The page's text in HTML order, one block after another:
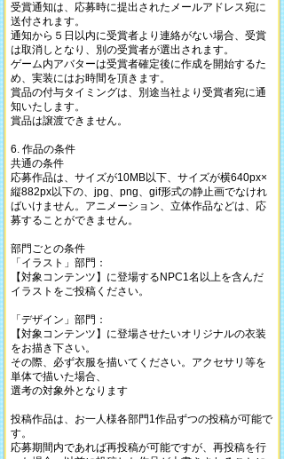
受賞通知は、応募時に提出されたメールアドレス宛に
送付されます。
通知から５日以内に受賞者より連絡がない場合、受賞
は取消しとなり、別の受賞者が選出されます。
ゲーム内アバターは受賞者確定後に作成を開始するた
め、実装にはお時間を頂きます。
賞品の付与タイミングは、別途当社より受賞者宛に通
知いたします。
賞品は譲渡できません。
6. 作品の条件
共通の条件
応募作品は、サイズが10MB以下、サイズが横640px×
縦882px以下の、jpg、png、gif形式の静止画でなけれ
ばいけません。アニメーション、立体作品などは、応
募することができません。
部門ごとの条件
「イラスト」部門：
【対象コンテンツ】に登場するNPC1名以上を含んだ
イラストをご投稿ください。
「デザイン」部門：
【対象コンテンツ】に登場させたいオリジナルの衣装
をお描き下さい。
その際、必ず衣服を描いてください。アクセサリ等を
単体で描いた場合、
選考の対象外となります
投稿作品は、お一人様各部門1作品ずつの投稿が可能で
す。
応募期間内であれば再投稿が可能ですが、再投稿を行